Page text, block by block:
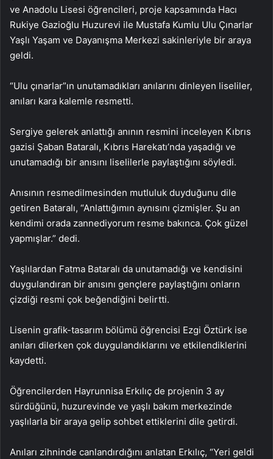
ve Anadolu Lisesi öğrencileri, proje kapsamında Hacı
Rukiye Gazioğlu Huzurevi ile Mustafa Kumlu Ulu Çınarlar
Yaşlı Yaşam ve Dayanışma Merkezi sakinleriyle bir araya
geldi.
“Ulu çınarlar”ın unutamadıkları anılarını dinleyen liseliler,
anıları kara kalemle resmetti.
Sergiye gelerek anlattığı anının resmini inceleyen Kıbrıs
gazisi Şaban Bataralı, Kıbrıs Harekatı’nda yaşadığı ve
unutamadığı bir anısını liselilerle paylaştığını söyledi.
Anısının resmedilmesinden mutluluk duyduğunu dile
getiren Bataralı, “Anlattığımın aynısını çizmişler. Şu an
kendimi orada zannediyorum resme bakınca. Çok güzel
yapmışlar.” dedi.
Yaşlılardan Fatma Bataralı da unutamadığı ve kendisini
duygulandıran bir anısını gençlere paylaştığını onların
çizdiği resmi çok beğendiğini belirtti.
Lisenin grafik-tasarım bölümü öğrencisi Ezgi Öztürk ise
anıları dilerken çok duygulandıklarını ve etkilendiklerini
kaydetti.
Öğrencilerden Hayrunnisa Erkılıç de projenin 3 ay
sürdüğünü, huzurevinde ve yaşlı bakım merkezinde
yaşlılarla bir araya gelip sohbet ettiklerini dile getirdi.
Anıları zihninde canlandırdığını anlatan Erkılıç, “Yeri geldi